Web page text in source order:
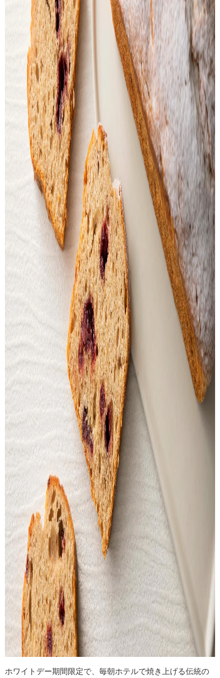
ホワイトデー期間限定で、毎朝ホテルで焼き上げる伝統の